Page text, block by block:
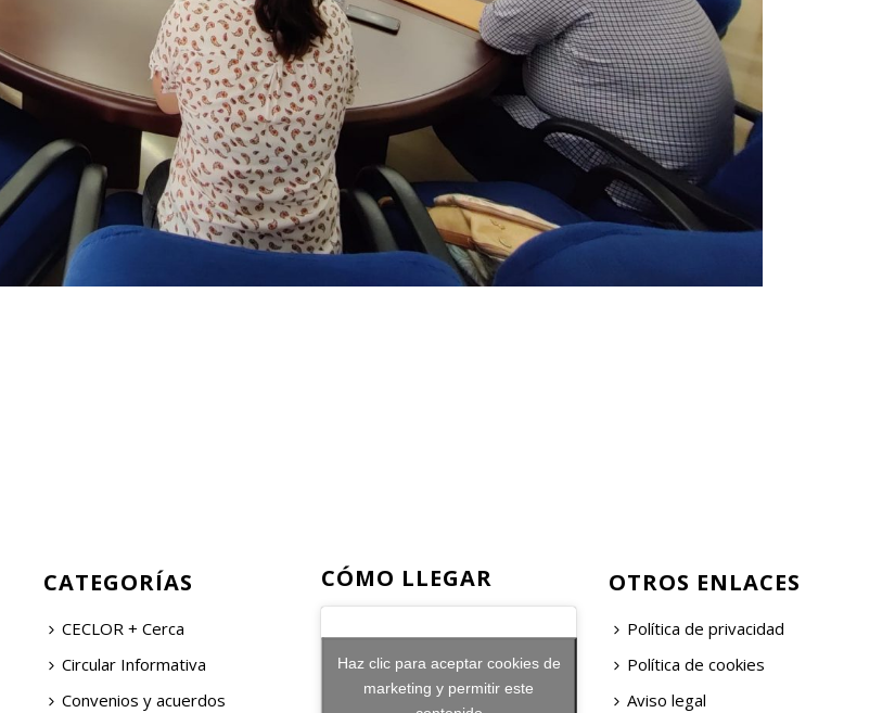
CATEGORÍAS
CECLOR + Cerca
Circular Informativa
Convenios y acuerdos
CÓMO LLEGAR
Haz clic para aceptar cookies de
marketing y permitir este
OTROS ENLACES
Política de privacidad
Política de cookies
Aviso legal